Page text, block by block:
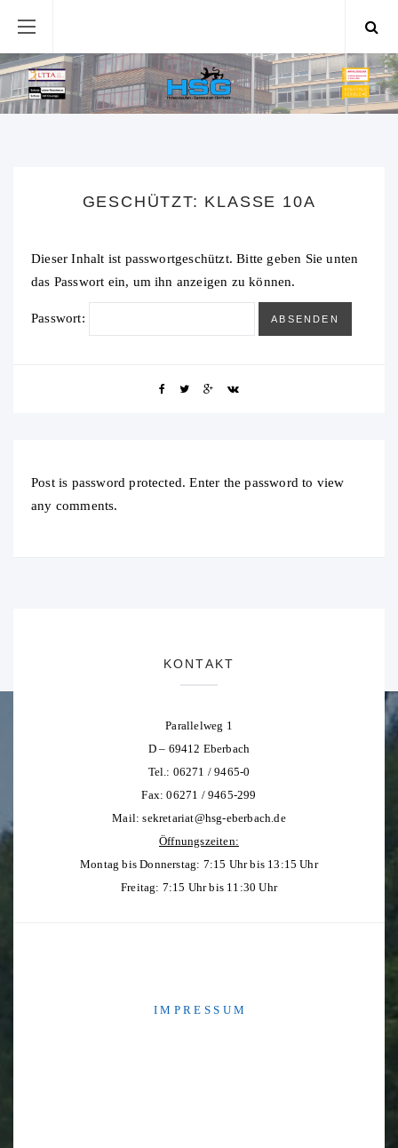
GESCHÜTZT: KLASSE 10A
Dieser Inhalt ist passwortgeschützt. Bitte geben Sie unten
das Passwort ein, um ihn anzeigen zu können.
Passwort:
Post is password protected. Enter the password to view
any comments.
KONTAKT
Parallelweg 1
D – 69412 Eberbach
Tel.: 06271 / 9465-0
Fax: 06271 / 9465-299
Mail:sekretariat@hsg-eberbach.de
Öffnungszeiten:
Montag bis Donnerstag: 7:15 Uhr bis 13:15 Uhr
Freitag: 7:15 Uhr bis 11:30 Uhr
I M P R E S S U M